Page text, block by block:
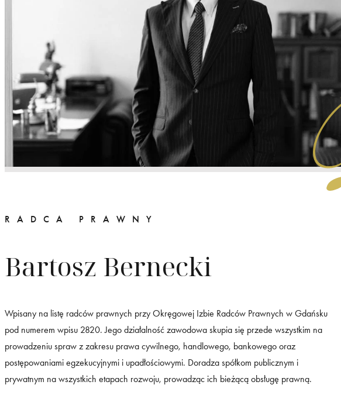
RADCA PRAWNY
Bartosz Bernecki
Wpisany na listę radców prawnych przy Okręgowej Izbie Radców Prawnych w Gdańsku
pod numerem wpisu 2820. Jego działalność zawodowa skupia się przede wszystkim na
prowadzeniu spraw z zakresu prawa cywilnego, handlowego, bankowego oraz
postępowaniami egzekucyjnymi i upadłościowymi. Doradza spółkom publicznym i
prywatnym na wszystkich etapach rozwoju, prowadząc ich bieżącą obsługę prawną.